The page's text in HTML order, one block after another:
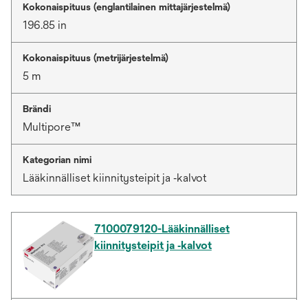
Kokonaispituus (englantilainen mittajärjestelmä)
196.85 in
Kokonaispituus (metrijärjestelmä)
5 m
Brändi
Multipore™
Kategorian nimi
Lääkinnälliset kiinnitysteipit ja ‑kalvot
7100079120-Lääkinnälliset
kiinnitysteipit ja ‑kalvot